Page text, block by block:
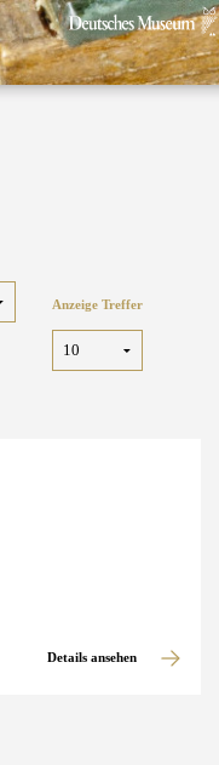
Anzeige Treffer
Details ansehen